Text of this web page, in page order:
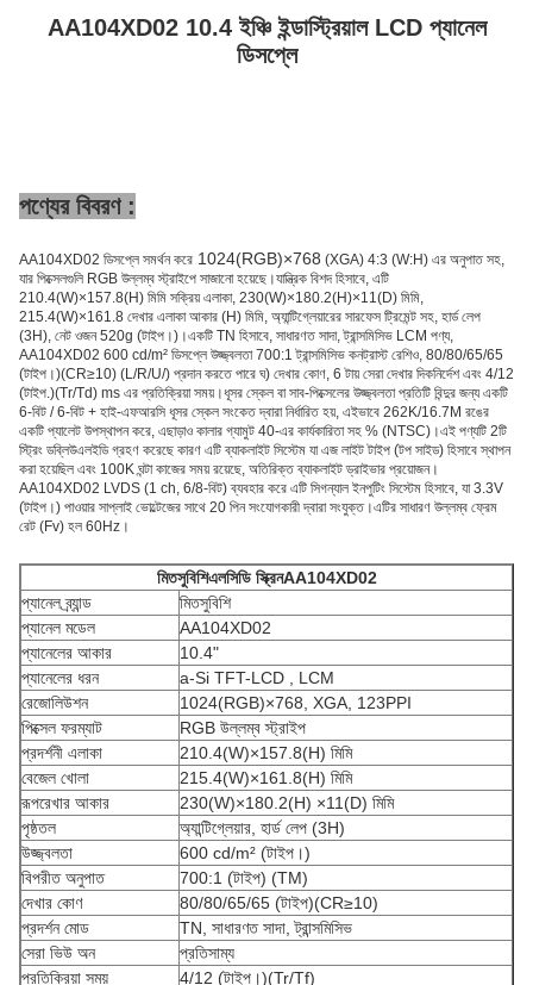
AA104XD02 10.4 ইঞ্চি ইন্ডাস্ট্রিয়াল LCD প্যানেল
ডিসপ্লে
পণ্যের বিবরণ :
AA104XD02 ডিসপ্লে সমর্থন করে 1024(RGB)×768 (XGA) 4:3 (W:H) এর অনুপাত সহ,
যার পিক্সেলগুলি RGB উল্লম্ব স্ট্রাইপে সাজানো হয়েছে।যান্ত্রিক বিশদ হিসাবে, এটি
210.4(W)×157.8(H) মিমি সক্রিয় এলাকা, 230(W)×180.2(H)×11(D) মিমি,
215.4(W)×161.8 দেখার এলাকা আকার (H) মিমি, অ্যান্টিগ্লেয়ারের সারফেস ট্রিমেন্ট সহ, হার্ড লেপ
(3H), নেট ওজন 520g (টাইপ।)।একটি TN হিসাবে, সাধারণত সাদা, ট্রান্সমিসিভ LCM পণ্য,
AA104XD02 600 cd/m² ডিসপ্লে উজ্জ্বলতা 700:1 ট্রান্সমিসিভ কনট্রাস্ট রেশিও, 80/80/65/65
(টাইপ।)(CR≥10) (L/R/U/) প্রদান করতে পারে ঘ) দেখার কোণ, 6 টায় সেরা দেখার দিকনির্দেশ এবং 4/12
(টাইপ.)(Tr/Td) ms এর প্রতিক্রিয়া সময়।ধূসর স্কেল বা সাব-পিক্সেলের উজ্জ্বলতা প্রতিটি বিন্দুর জন্য একটি
6-বিট / 6-বিট + হাই-এফআরসি ধূসর স্কেল সংকেত দ্বারা নির্ধারিত হয়, এইভাবে 262K/16.7M রঙের
একটি প্যালেট উপস্থাপন করে, এছাড়াও কালার গ্যামুট 40-এর কার্যকারিতা সহ % (NTSC)।এই পণ্যটি 2টি
স্ট্রিং ডব্লিউএলইডি গ্রহণ করেছে কারণ এটি ব্যাকলাইট সিস্টেম যা এজ লাইট টাইপ (টপ সাইড) হিসাবে স্থাপন
করা হয়েছিল এবং 100K ঘন্টা কাজের সময় রয়েছে, অতিরিক্ত ব্যাকলাইট ড্রাইভার প্রয়োজন।
AA104XD02 LVDS (1 ch, 6/8-বিট) ব্যবহার করে এটি সিগন্যাল ইনপুটিং সিস্টেম হিসাবে, যা 3.3V
(টাইপ।) পাওয়ার সাপ্লাই ভোল্টেজের সাথে 20 পিন সংযোগকারী দ্বারা সংযুক্ত।এটির সাধারণ উল্লম্ব ফ্রেম
রেট (Fv) হল 60Hz।
মিতসুবিশিএলসিডি স্ক্রিনAA104XD02
প্যানেল ব্র্যান্ড
মিতসুবিশি
প্যানেল মডেল
AA104XD02
প্যানেলের আকার
10.4"
প্যানেলের ধরন
a-Si TFT-LCD , LCM
রেজোলিউশন
1024(RGB)×768, XGA, 123PPI
পিক্সেল ফরম্যাট
RGB উল্লম্ব স্ট্রাইপ
প্রদর্শনী এলাকা
210.4(W)×157.8(H) মিমি
বেজেল খোলা
215.4(W)×161.8(H) মিমি
রূপরেখার আকার
230(W)×180.2(H) ×11(D) মিমি
পৃষ্ঠতল
অ্যান্টিগ্লেয়ার, হার্ড লেপ (3H)
উজ্জ্বলতা
600 cd/m² (টাইপ।)
বিপরীত অনুপাত
700:1 (টাইপ) (TM)
দেখার কোণ
80/80/65/65 (টাইপ)(CR≥10)
প্রদর্শন মোড
TN, সাধারণত সাদা, ট্রান্সমিসিভ
সেরা ভিউ অন
প্রতিসাম্য
প্রতিক্রিয়া সময়
4/12 (টাইপ।)(Tr/Tf)